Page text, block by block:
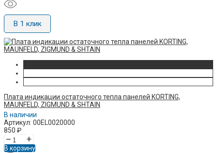
В 1 клик
Плата индикации остаточного тепла панелей KORTING,
MAUNFELD, ZIGMUND & SHTAIN
В наличии
Артикул: 00EL0020000
850 ₽
– +
В корзину